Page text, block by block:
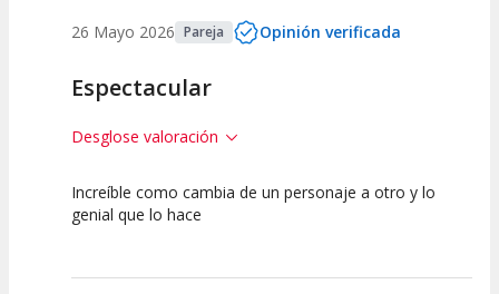
26 Mayo 2026 Pareja Opinión verificada
Espectacular
Desglose valoración
10 10 10
Increíble como cambia de un personaje a otro y lo
genial que lo hace